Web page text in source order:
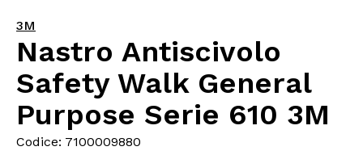
3M
Nastro Antiscivolo
Safety Walk General
Purpose Serie 610 3M
Codice: 7100009880